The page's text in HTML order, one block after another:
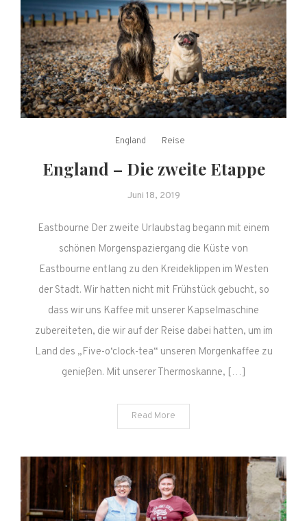
England Reise
England – Die zweite Etappe
Juni 18, 2019
Eastbourne Der zweite Urlaubstag begann mit einem
schönen Morgenspaziergang die Küste von
Eastbourne entlang zu den Kreideklippen im Westen
der Stadt. Wir hatten nicht mit Frühstück gebucht, so
dass wir uns Kaffee mit unserer Kapselmaschine
zubereiteten, die wir auf der Reise dabei hatten, um im
Land des „Five-o‘clock-tea“ unseren Morgenkaffee zu
genießen. Mit unserer Thermoskanne, […]
Read More